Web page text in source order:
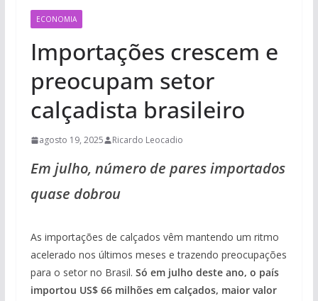
ECONOMIA
Importações crescem e
preocupam setor
calçadista brasileiro
agosto 19, 2025 Ricardo Leocadio
Em julho, número de pares importados
quase dobrou
As importações de calçados vêm mantendo um ritmo
acelerado nos últimos meses e trazendo preocupações
para o setor no Brasil. Só em julho deste ano, o país
importou US$ 66 milhões em calçados, maior valor